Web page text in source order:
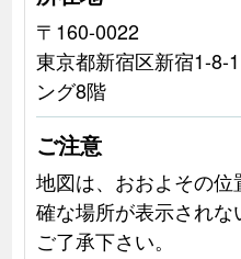
〒160-0022
東京都新宿区新宿1-
ング8階
ご注意
地図は、おおよその
確な場所が表示されな
ご了承下さい。